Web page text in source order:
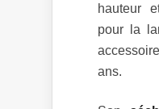
hauteur
pour la
ans.